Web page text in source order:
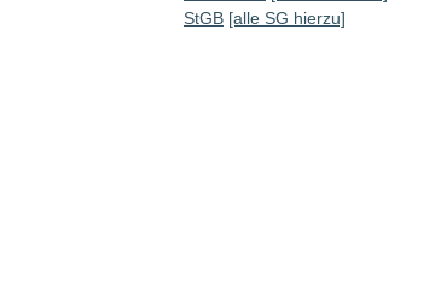
StGB [alle SG hierzu]